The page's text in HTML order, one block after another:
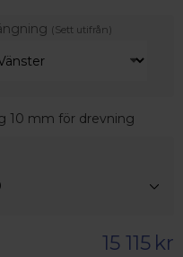
(Sett utifrån)
10 mm för drevning
15 115 kr